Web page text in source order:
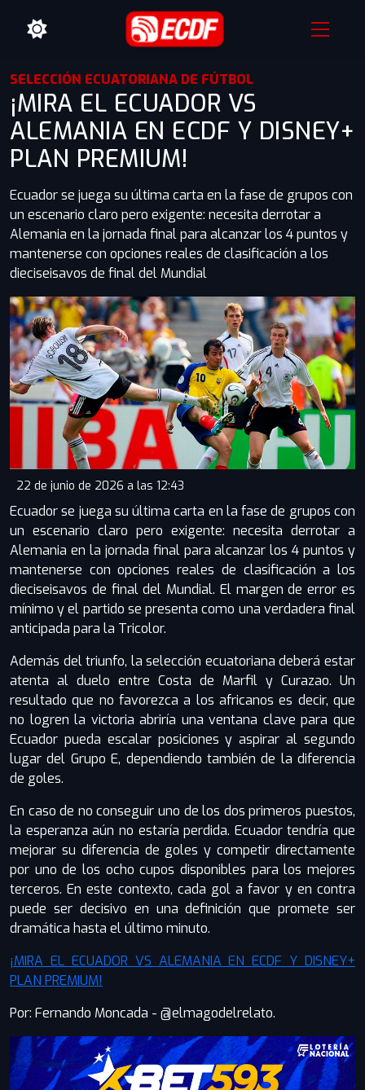
SELECCIÓN ECUATORIANA DE FÚTBOL
¡MIRA EL ECUADOR VS
ALEMANIA EN ECDF Y DISNEY+
PLAN PREMIUM!
Ecuador se juega su última carta en la fase de grupos con
un escenario claro pero exigente: necesita derrotar a
Alemania en la jornada final para alcanzar los 4 puntos y
mantenerse con opciones reales de clasificación a los
dieciseisavos de final del Mundial
22 de junio de 2026 a las 12:43
Ecuador se juega su última carta en la fase de grupos con
un escenario claro pero exigente: necesita derrotar a
Alemania en la jornada final para alcanzar los 4 puntos y
mantenerse con opciones reales de clasificación a los
dieciseisavos de final del Mundial. El margen de error es
mínimo y el partido se presenta como una verdadera final
anticipada para la Tricolor.
Además del triunfo, la selección ecuatoriana deberá estar
atenta al duelo entre Costa de Marfil y Curazao. Un
resultado que no favorezca a los africanos es decir, que
no logren la victoria abriría una ventana clave para que
Ecuador pueda escalar posiciones y aspirar al segundo
lugar del Grupo E, dependiendo también de la diferencia
de goles.
En caso de no conseguir uno de los dos primeros puestos,
la esperanza aún no estaría perdida. Ecuador tendría que
mejorar su diferencia de goles y competir directamente
por uno de los ocho cupos disponibles para los mejores
terceros. En este contexto, cada gol a favor y en contra
puede ser decisivo en una definición que promete ser
dramática hasta el último minuto.
¡MIRA EL ECUADOR VS ALEMANIA EN ECDF Y DISNEY+
PLAN PREMIUM!
Por: Fernando Moncada - @elmagodelrelato.